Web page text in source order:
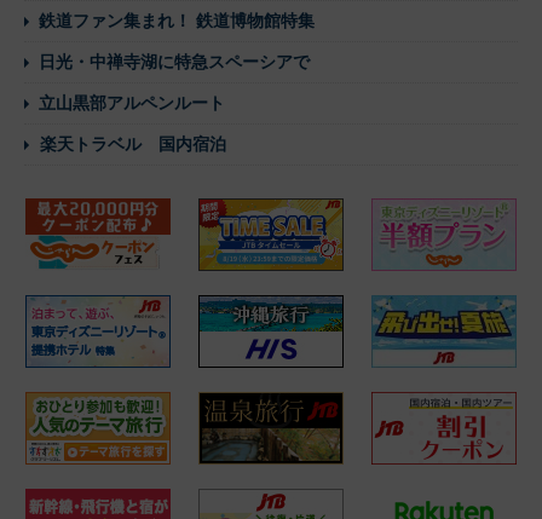
鉄道ファン集まれ！ 鉄道博物館特集
日光・中禅寺湖に特急スペーシアで
立山黒部アルペンルート
楽天トラベル 国内宿泊